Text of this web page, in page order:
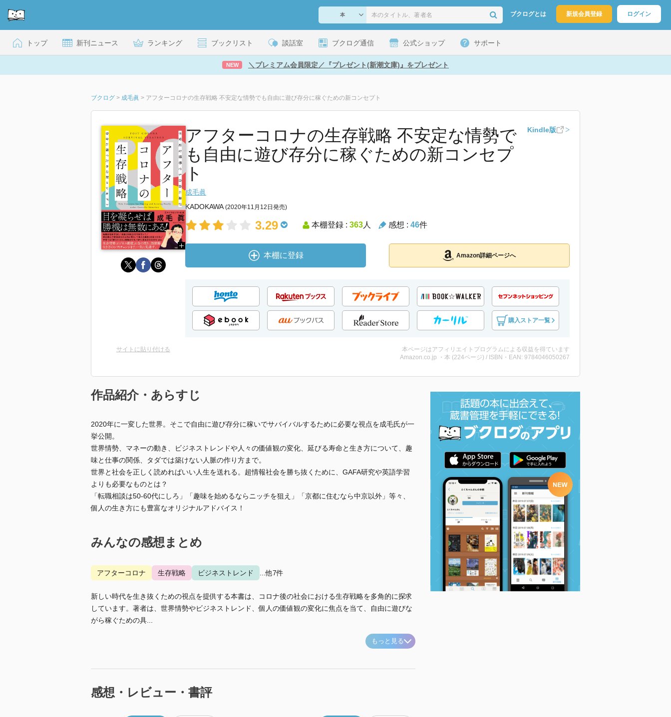
ブクログとは 新規会員登録 ログイン
トップ 新刊ニュース ランキング ブックリスト 談話室 ブクログ通信 公式ショップ サポート
NEW ＼プレミアム会員限定／『プレゼント(新潮文庫)』をプレゼント
ブクログ > 成毛眞 > アフターコロナの生存戦略 不安定な情勢でも自由に遊び存分に稼ぐための新コンセプト
アフターコロナの生存戦略 不安定な情勢で
も自由に遊び存分に稼ぐための新コンセプ
ト
Kindle版
成毛眞
KADOKAWA(2020年11月12日発売)
3.29 本棚登録 : 363人 感想 : 46件
本棚に登録 Amazon詳細ページへ
購入ストア一覧
サイトに貼り付ける
本ページはアフィリエイトプログラムによる収益を得ています
Amazon.co.jp ・本 (224ページ) / ISBN・EAN: 9784046050267
作品紹介・あらすじ
2020年に一変した世界。そこで自由に遊び存分に稼いでサバイバルするために必要な視点を成毛氏が一
挙公開。
世界情勢、マネーの動き、ビジネストレンドや人々の価値観の変化、延びる寿命と生き方について、趣
味と仕事の関係、タダでは築けない人脈の作り方まで。
世界と社会を正しく読めればいい人生を送れる。超情報社会を勝ち抜くために、GAFA研究や英語学習
よりも必要なものとは？
「転職相談は50-60代にしろ」「趣味を始めるならニッチを狙え」「京都に住むなら中京以外」等々、
個人の生き方にも豊富なオリジナルアドバイス！
みんなの感想まとめ
アフターコロナ 生存戦略 ビジネストレンド ...他7件
新しい時代を生き抜くための視点を提供する本書は、コロナ後の社会における生存戦略を多角的に探求
しています。著者は、世界情勢やビジネストレンド、個人の価値観の変化に焦点を当て、自由に遊びな
がら稼ぐための具...
もっと見る
感想・レビュー・書評